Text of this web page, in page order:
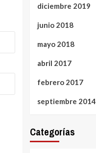
diciembre 2019
junio 2018
mayo 2018
abril 2017
febrero 2017
septiembre 2014
Categorías